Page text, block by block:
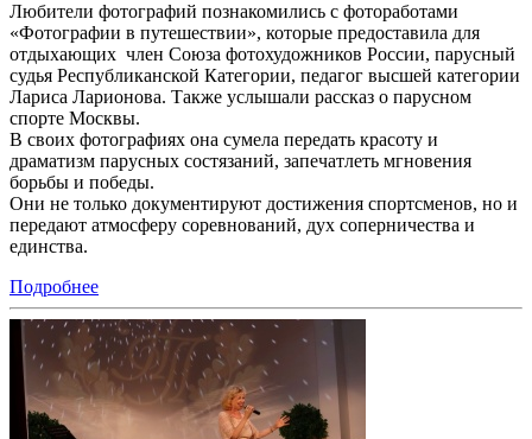
Любители фотографий познакомились с фотоработами
«Фотографии в путешествии», которые предоставила для
отдыхающих член Союза фотохудожников России, парусный
судья Республиканской Категории, педагог высшей категории
Лариса Ларионова. Также услышали рассказ о парусном
спорте Москвы.
В своих фотографиях она сумела передать красоту и
драматизм парусных состязаний, запечатлеть мгновения
борьбы и победы.
Они не только документируют достижения спортсменов, но и
передают атмосферу соревнований, дух соперничества и
единства.
Подробнее